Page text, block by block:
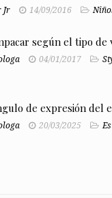
Jr 14/09/2016
según el tipo de
04/01/2017
de expresión del
20/03/2025